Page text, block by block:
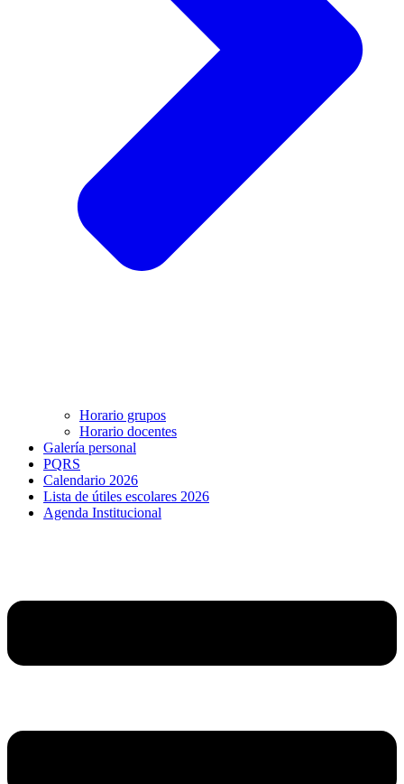
Horario grupos
Horario docentes
Galería personal
PQRS
Calendario 2026
Lista de útiles escolares 2026
Agenda Institucional